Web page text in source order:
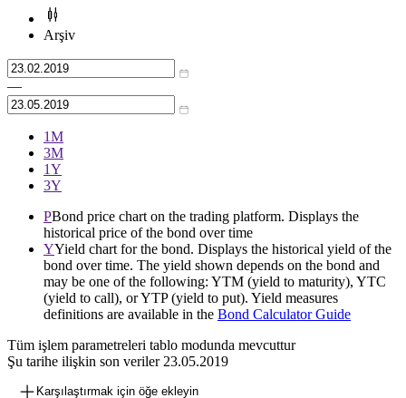
Arşiv
—
1М
3М
1Y
3Y
PBond price chart on the trading platform. Displays the
historical price of the bond over time
YYield chart for the bond. Displays the historical yield of the
bond over time. The yield shown depends on the bond and
may be one of the following: YTM (yield to maturity), YTC
(yield to call), or YTP (yield to put). Yield measures
definitions are available in the Bond Calculator Guide
Tüm işlem parametreleri tablo modunda mevcuttur
Şu tarihe ilişkin son veriler 23.05.2019
Karşılaştırmak için öğe ekleyin